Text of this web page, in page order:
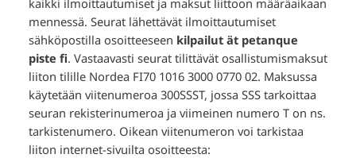
mennessä. Seurat lähettävät ilmoittautumiset
sähköpostilla osoitteeseen kilpailut ät petanque
piste fi. Vastaavasti seurat tilittävät osallistumismaksut
liiton tilille Nordea FI70 1016 3000 0770 02. Maksussa
käytetään viitenumeroa 300SSST, jossa SSS tarkoittaa
seuran rekisterinumeroa ja viimeinen numero T on ns.
tarkistenumero. Oikean viitenumeron voi tarkistaa
liiton internet-sivuilta osoitteesta: